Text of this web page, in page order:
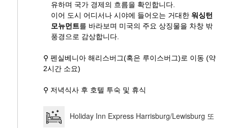
유하며 국가 경제의 흐름을 확인합니다.
이어 도시 어디서나 시야에 들어오는 거대한 워싱턴
모뉴먼트를 바라보며 미국의 주요 상징물을 차창 밖
풍경으로 감상합니다.
⚲ 펜실베니아 해리스버그(혹은 루이스버그)로 이동 (약
2시간 소요)
⚲ 저녁식사 후 호텔 투숙 및 휴식
Holiday Inn Express Harrisburg/Lewisburg 또